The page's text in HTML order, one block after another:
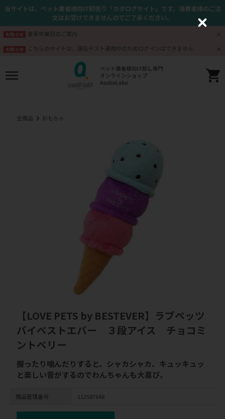
当サイトは、ペット業者様向け卸売り「カタログサイト」です。消費者様のご注
文はお受けできませんのでご了承ください。
お知らせ 夏季休業日のご案内
お知らせ こちらのサイトは、現在テスト運用中のためログインはできません
全商品 おもちゃ
【LOVE PETS by BESTEVER】ラブペッツ
バイベストエバー ３段アイス チョコミ
ントベリー
握ったり噛んだりすると、シャカシャカ、キュッキュッ
と楽しい音がするのでわんちゃんも大喜び。
商品管理番号 112587648
C